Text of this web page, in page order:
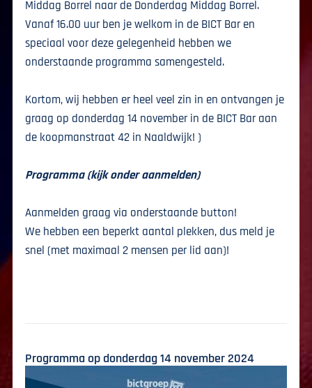
Middag Borrel naar de Donderdag Middag Borrel.
Vanaf 16.00 uur ben je welkom in de BICT Bar en
speciaal voor deze gelegenheid hebben we
onderstaande programma samengesteld.
Kortom, wij hebben er heel veel zin in en ontvangen je
graag op donderdag 14 november in de BICT Bar aan
de koopmanstraat 42 in Naaldwijk! )
Programma (kijk onder aanmelden)
Aanmelden graag via onderstaande button!
We hebben een beperkt aantal plekken, dus meld je
snel (met maximaal 2 mensen per lid aan)!
Programma op donderdag 14 november 2024